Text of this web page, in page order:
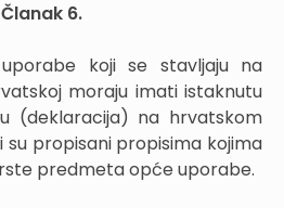
Članak 6.
koji se stavljaju na
moraju imati istaknutu
(deklaracija) na hrvatskom
su propisani propisima kojima
predmeta opće uporabe.